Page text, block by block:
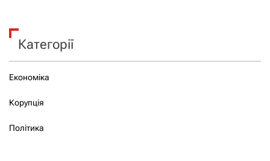
Категорії
Економіка
Корупція
Політика